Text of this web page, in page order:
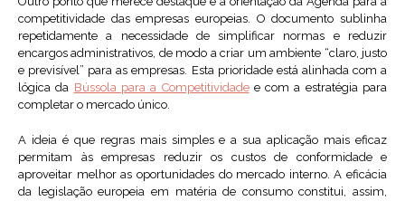
competitividade das empresas europeias. O documento sublinha
repetidamente a necessidade de simplificar normas e reduzir
encargos administrativos, de modo a criar um ambiente “claro, justo
e previsível” para as empresas. Esta prioridade está alinhada com a
lógica da Bússola para a Competitividadee com a estratégia para
completar o mercado único.
A ideia é que regras mais simples e a sua aplicação mais eficaz
permitam às empresas reduzir os custos de conformidade e
aproveitar melhor as oportunidades do mercado interno. A eficácia
da legislação europeia em matéria de consumo constitui, assim,